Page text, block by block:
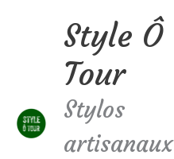
Style Ô
Tour
Stylos
artisanaux